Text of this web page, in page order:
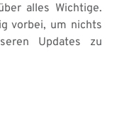
alles Wichtige.
vorbei, um nichts
Updates zu